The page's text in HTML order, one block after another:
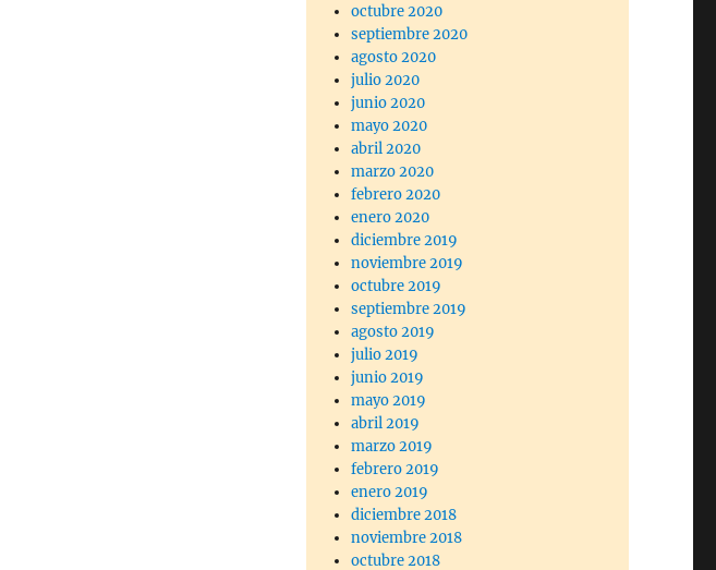
octubre 2020
septiembre 2020
agosto 2020
julio 2020
junio 2020
mayo 2020
abril 2020
marzo 2020
febrero 2020
enero 2020
diciembre 2019
noviembre 2019
octubre 2019
septiembre 2019
agosto 2019
julio 2019
junio 2019
mayo 2019
abril 2019
marzo 2019
febrero 2019
enero 2019
diciembre 2018
noviembre 2018
octubre 2018